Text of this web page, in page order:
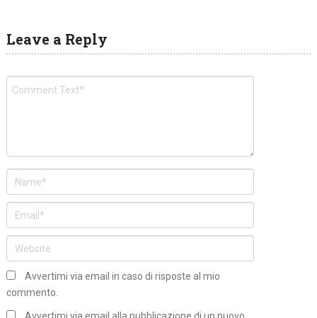
Leave a Reply
Avvertimi via email in caso di risposte al mio
commento.